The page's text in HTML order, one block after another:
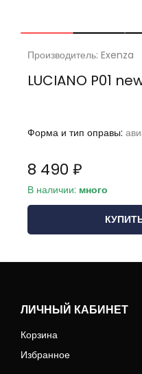
Производитель: Exenza
LUCIANO P01
Форма и тип оправы:
8 490 ₽
В наличии: много
ЛИЧНЫЙ КАБИНЕТ
Корзина
Избранное